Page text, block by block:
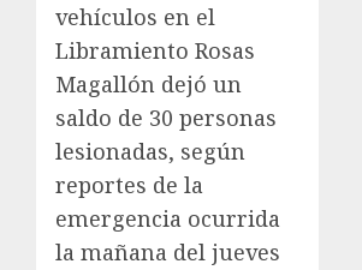
vehículos en el
Libramiento Rosas
Magallón dejó un
saldo de 30 personas
lesionadas, según
reportes de la
emergencia ocurrida
la mañana del jueves